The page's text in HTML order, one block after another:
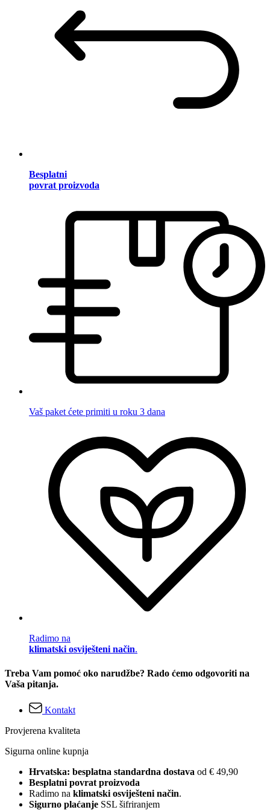
Besplatni
povrat proizvoda
Vaš paket ćete primiti u roku 3 dana
Radimo na
klimatski osviješteni način.
Treba Vam pomoć oko narudžbe? Rado ćemo odgovoriti na
Vaša pitanja.
Kontakt
Provjerena kvaliteta
Sigurna online kupnja
Hrvatska: besplatna standardna dostava od € 49,90
Besplatni povrat proizvoda
Radimo na klimatski osviješteni način.
Sigurno plaćanje SSL šifriranjem